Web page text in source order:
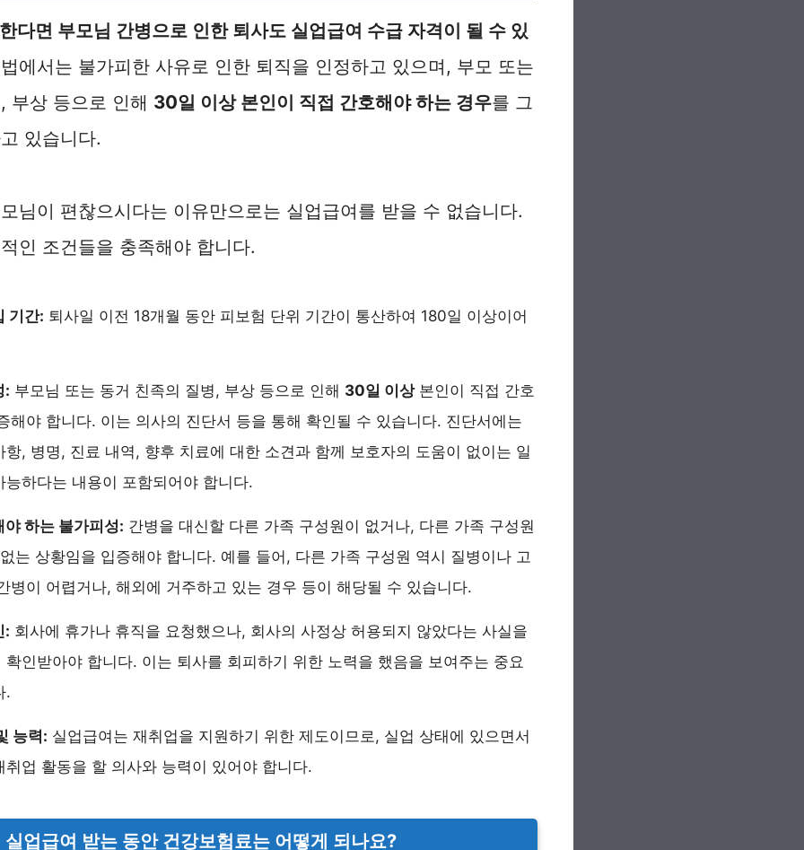
다면 부모님 간병으로 인한 퇴사도 실업급여 수급 자격이 될 수 있
에서는 불가피한 사유로 인한 퇴직을 인정하고 있으며, 부모 또는
부상 등으로 인해 30일 이상 본인이 직접 간호해야 하는 경우를 그
있습니다.
님이 편찮으시다는 이유만으로는 실업급여를 받을 수 없습니다.
인 조건들을 충족해야 합니다.
기간: 퇴사일 이전 18개월 동안 피보험 단위 기간이 통산하여 180일 이상이어
: 부모님 또는 동거 친족의 질병, 부상 등으로 인해 30일 이상본인이 직접 간호
해야 합니다. 이는 의사의 진단서 등을 통해 확인될 수 있습니다. 진단서에는
항, 병명, 진료 내역, 향후 치료에 대한 소견과 함께 보호자의 도움이 없이는 일
능하다는 내용이 포함되어야 합니다.
하는 불가피성: 간병을 대신할 다른 가족 구성원이 없거나, 다른 가족 구성원
는 상황임을 입증해야 합니다. 예를 들어, 다른 가족 구성원 역시 질병이나 고
병이 어렵거나, 해외에 거주하고 있는 경우 등이 해당될 수 있습니다.
: 회사에 휴가나 휴직을 요청했으나, 회사의 사정상 허용되지 않았다는 사실을
확인받아야 합니다. 이는 퇴사를 회피하기 위한 노력을 했음을 보여주는 중요
.
능력: 실업급여는 재취업을 지원하기 위한 제도이므로, 실업 상태에 있으면서
취업 활동을 할 의사와 능력이 있어야 합니다.
실업급여 받는 동안 건강보험료는 어떻게 되나요?